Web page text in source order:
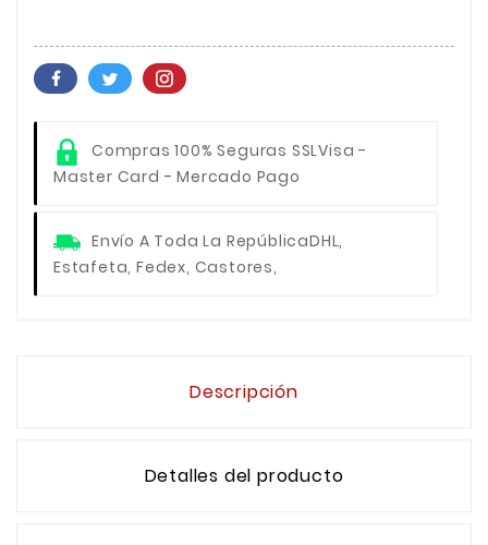
Compras 100% Seguras SSLVisa -
Master Card - Mercado Pago
Envío A Toda La RepúblicaDHL,
Estafeta, Fedex, Castores,
Descripción
Detalles del producto